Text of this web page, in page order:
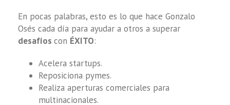
En pocas palabras, esto es lo que hace Gonzalo
Osés cada día para ayudar a otros a superar
desafíos con ÉXITO:
Acelera startups.
Reposiciona pymes.
Realiza aperturas comerciales para
multinacionales.